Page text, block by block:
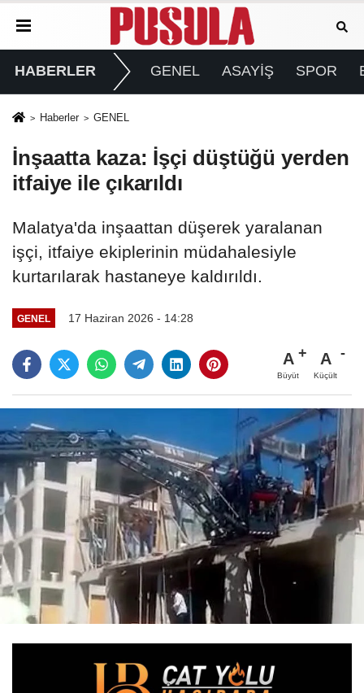
HABERLER GENEL ASAYİŞ SPOR
Haberler GENEL
İnşaatta kaza: İşçi düştüğü yerden
itfaiye ile çıkarıldı
Malatya'da inşaattan düşerek yaralanan
işçi, itfaiye ekiplerinin müdahalesiyle
kurtarılarak hastaneye kaldırıldı.
GENEL 17 Haziran 2026 - 14:28
A
Büyüt
A
Küçült